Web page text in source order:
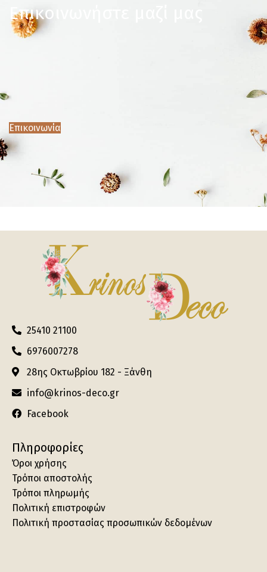
Επικοινωνήστε μαζί μας
Επικοινωνία
25410 21100
6976007278
28ης Οκτωβρίου 182 - Ξάνθη
info@krinos-deco.gr
Facebook
Πληροφορίες
Όροι χρήσης
Τρόποι αποστολής
Τρόποι πληρωμής
Πολιτική επιστροφών
Πολιτική προστασίας προσωπικών δεδομένων